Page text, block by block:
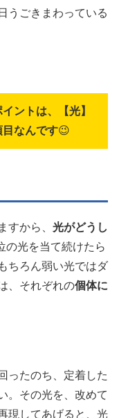
うごきまわっている
ントは、【光】
目なんです😉
すから、 光がどうし
の光を当て続けたら
ちろん弱い光ではダ
、それぞれの個体に
ったのち、定着した
。その光を、改めて
現してあげると、光